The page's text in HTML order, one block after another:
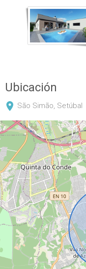
Ubicación
São Simão, Setúbal